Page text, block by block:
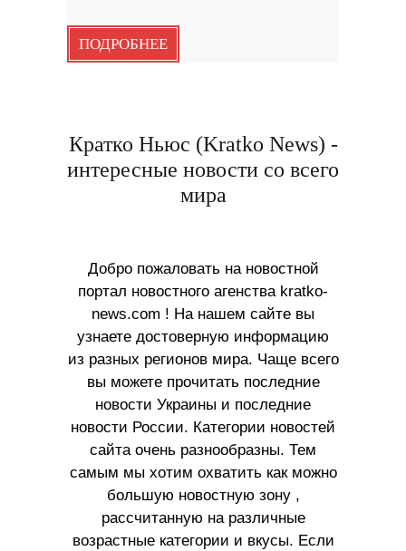
ПОДРОБНЕЕ
Кратко Ньюс (Kratko News) -
интересные новости со всего
мира
Добро пожаловать на новостной
портал новостного агенства kratko-
news.com ! На нашем сайте вы
узнаете достоверную информацию
из разных регионов мира. Чаще всего
вы можете прочитать последние
новости Украины и последние
новости России. Категории новостей
сайта очень разнообразны. Тем
самым мы хотим охватить как можно
большую новостную зону ,
рассчитанную на различные
возрастные категории и вкусы. Если